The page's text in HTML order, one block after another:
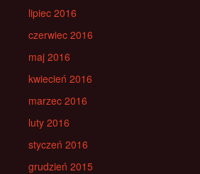
lipiec 2016
czerwiec 2016
maj 2016
kwiecień 2016
marzec 2016
luty 2016
styczeń 2016
grudzień 2015